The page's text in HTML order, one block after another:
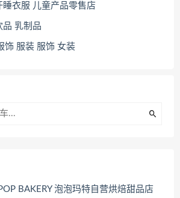
睡衣服 儿童产品零售店
品 乳制品
饰 服装 服饰 女装
BAKERY 泡泡玛特自营烘焙甜品店